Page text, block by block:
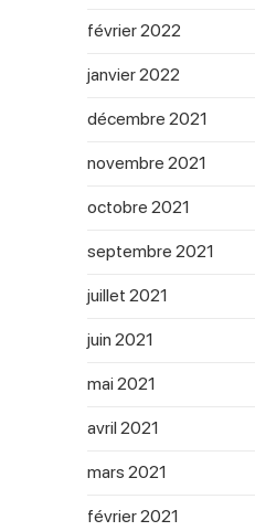
février 2022
janvier 2022
décembre 2021
novembre 2021
octobre 2021
septembre 2021
juillet 2021
juin 2021
mai 2021
avril 2021
mars 2021
février 2021